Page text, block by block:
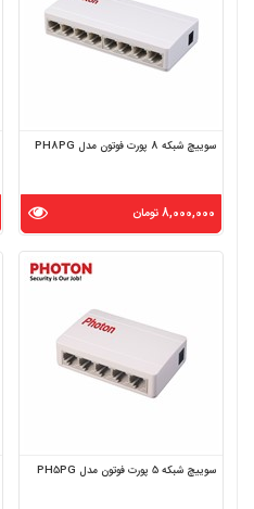
سوییچ شبکه 8 پورت فوتون مدل PH8PG
8,000,000 تومان
سوییچ شبکه 5 پورت فوتون مدل PH5PG